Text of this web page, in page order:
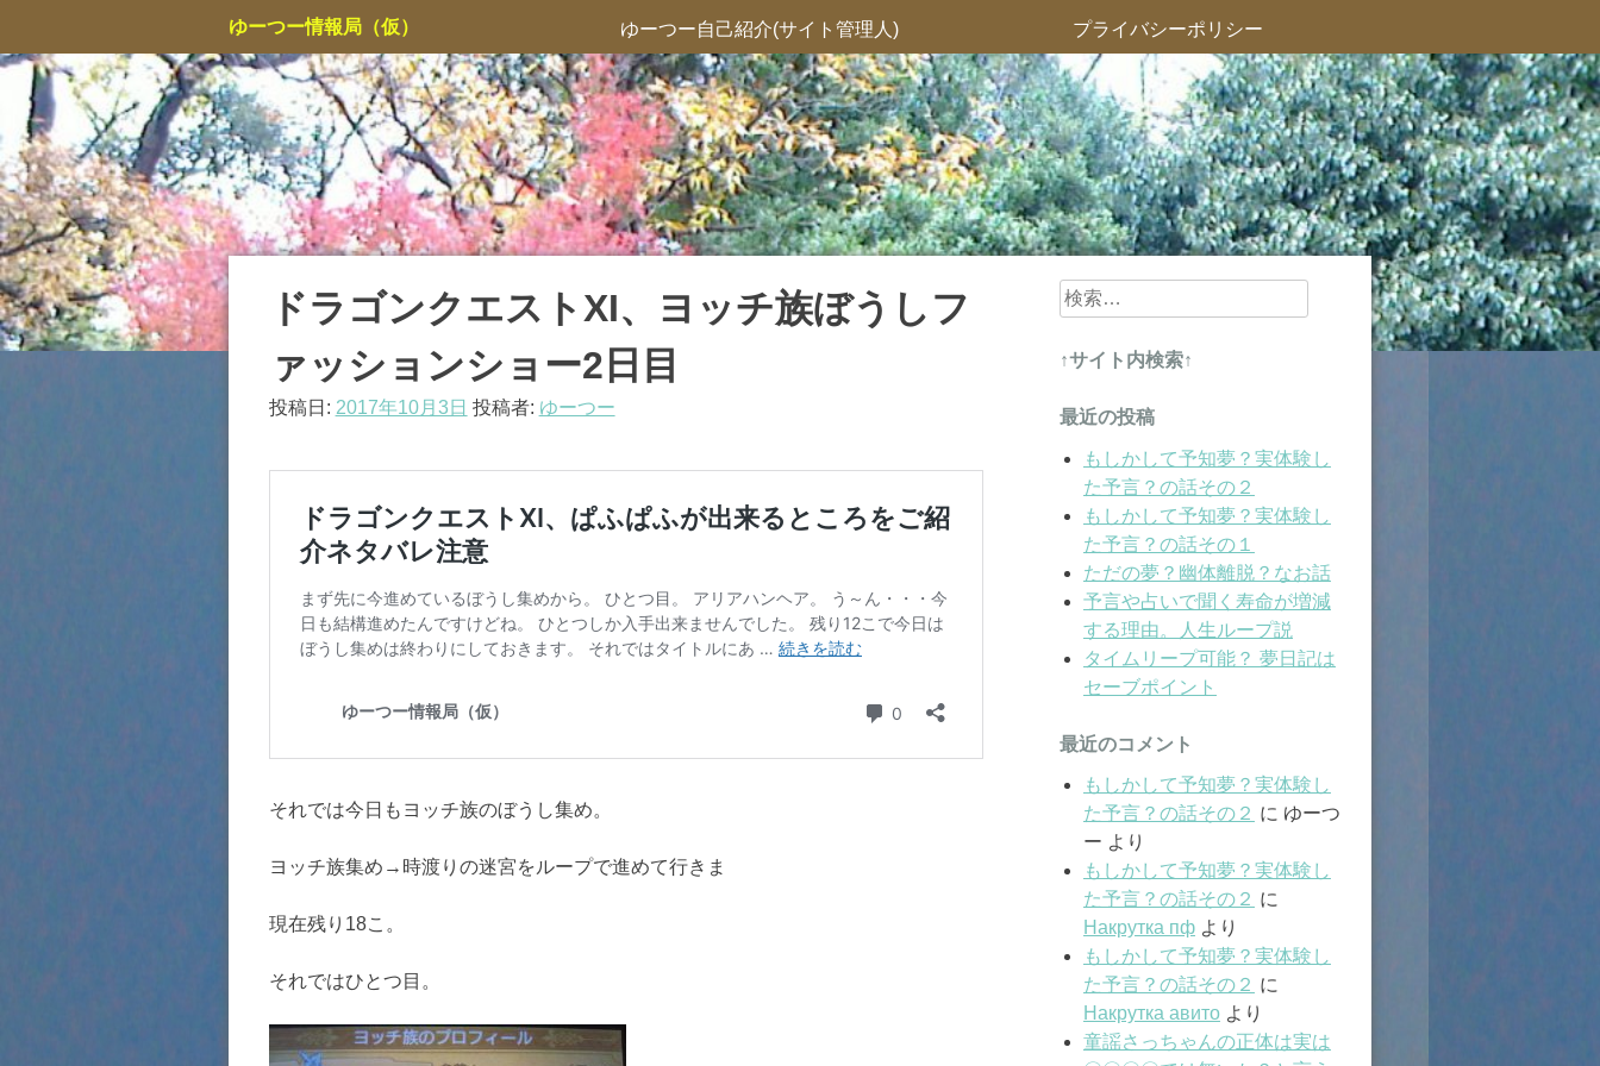
テ
へ
ス
キ
ッ
プ
ゆーつー情報局（仮） ゆーつー自己紹介(サイト管理人) プライバシーポリシー
ドラゴンクエストXI、ヨッチ族ぼうしフ
ァッションショー2日目
投稿日: 2017年10月3日 投稿者: ゆーつー
それでは今日もヨッチ族のぼうし集め。
ヨッチ族集め→時渡りの迷宮をループで進めて行きま
現在残り18こ。
それではひとつ目。
検
索:
↑サイト内検索↑
最近の投稿
もしかして予知夢？実体験し
た予言？の話その２
もしかして予知夢？実体験し
た予言？の話その１
ただの夢？幽体離脱？なお話
予言や占いで聞く寿命が増減
する理由。人生ループ説
タイムリープ可能？ 夢日記は
セーブポイント
最近のコメント
もしかして予知夢？実体験し
た予言？の話その２ に ゆーつ
ー より
もしかして予知夢？実体験し
た予言？の話その２ に
Накрутка пфより
もしかして予知夢？実体験し
た予言？の話その２ に
Накрутка авитоより
童謡さっちゃんの正体は実は